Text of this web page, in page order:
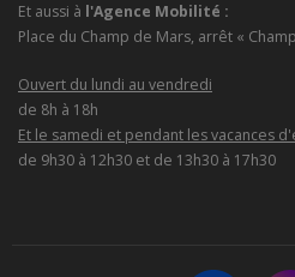
Et aussi à l'Agence Mobilité :
Place du Champ de Mars, arrêt «
Ouvert du lundi au vendredi
de 8h à 18h
Et le samedi et pendant les vacances
de 9h30 à 12h30 et de 13h30 à 17h30